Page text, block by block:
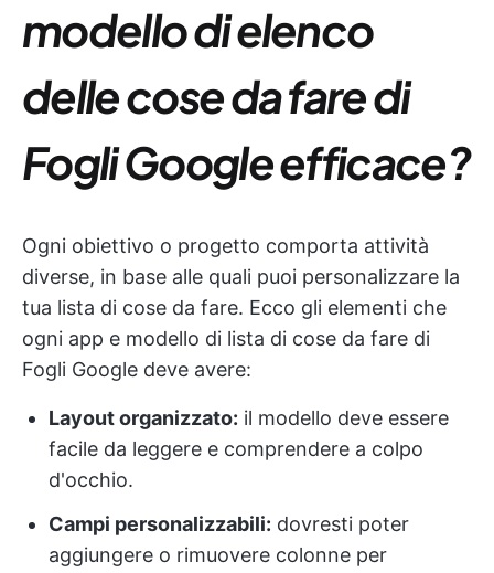
modello di elenco
delle cose da fare di
Fogli Google efficace?
Ogni obiettivo o progetto comporta attività
diverse, in base alle quali puoi personalizzare la
tua lista di cose da fare. Ecco gli elementi che
ogni app e modello di lista di cose da fare di
Fogli Google deve avere:
Layout organizzato: il modello deve essere
facile da leggere e comprendere a colpo
d'occhio.
Campi personalizzabili: dovresti poter
aggiungere o rimuovere colonne per